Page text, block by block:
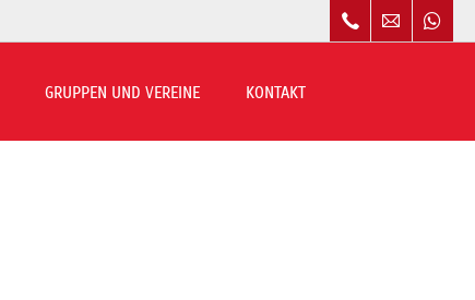
GRUPPEN UND VEREINE KONTAKT